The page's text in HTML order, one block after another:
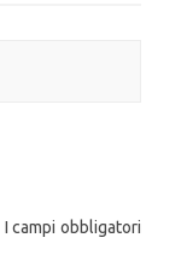
I campi obbligatori